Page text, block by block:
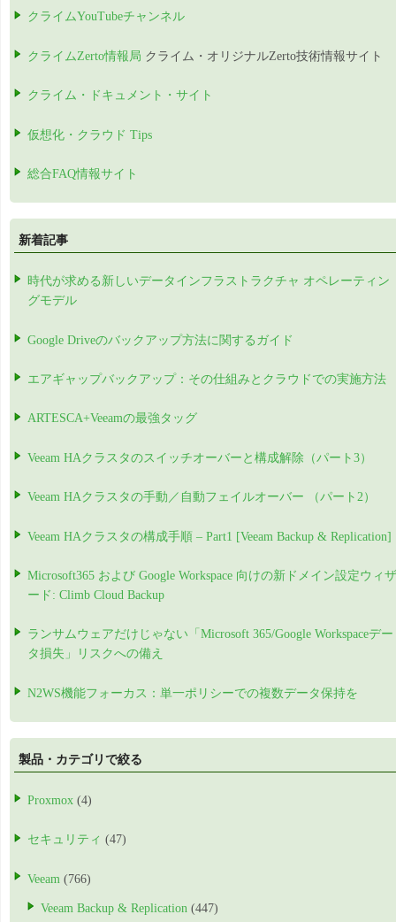
クライムYouTubeチャンネル
クライムZerto情報局 クライム・オリジナルZerto技術情報サイト
クライム・ドキュメント・サイト
仮想化・クラウド Tips
総合FAQ情報サイト
新着記事
時代が求める新しいデータインフラストラクチャ オペレーティン
グモデル
Google Driveのバックアップ方法に関するガイド
エアギャップバックアップ：その仕組みとクラウドでの実施方法
ARTESCA+Veeamの最強タッグ
Veeam HAクラスタのスイッチオーバーと構成解除（パート3）
Veeam HAクラスタの手動／自動フェイルオーバー （パート2）
Veeam HAクラスタの構成手順 – Part1 [Veeam Backup & Replication]
Microsoft365 および Google Workspace 向けの新ドメイン設定ウィザ
ード: Climb Cloud Backup
ランサムウェアだけじゃない「Microsoft 365/Google Workspaceデー
タ損失」リスクへの備え
N2WS機能フォーカス：単一ポリシーでの複数データ保持を
製品・カテゴリで絞る
Proxmox (4)
セキュリティ (47)
Veeam (766)
Veeam Backup & Replication (447)